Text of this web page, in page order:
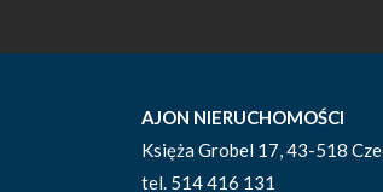
AJON NIERUCHOMOŚCI
Księża Grobel 17, 43-518
tel. 514 416 131